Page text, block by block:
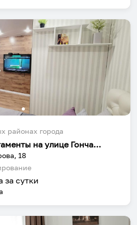
районах города
Симбирские апартаменты на улице Гончарова
18
за сутки